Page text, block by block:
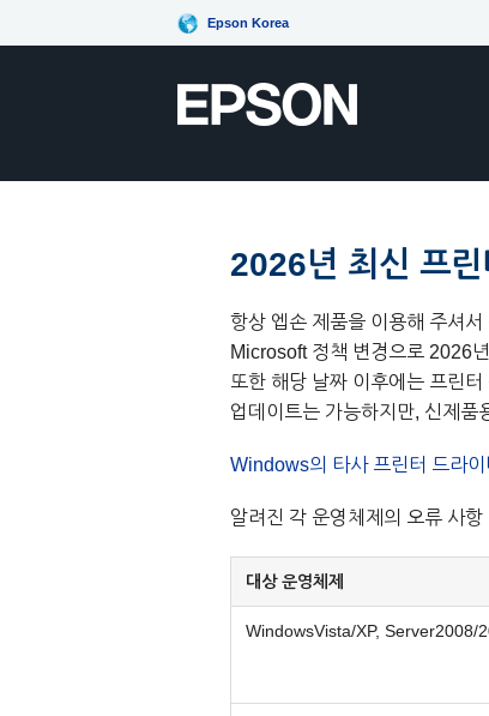
Epson Korea
2026년 최신 프
항상 엡손 제품을 이용해 주셔서
Microsoft 정책 변경으로 2026
또한 해당 날짜 이후에는 프린
업데이트는 가능하지만, 신제품
Windows의 타사 프린터 드라
알려진 각 운영체제의 오류 사
대상 운영체제
WindowsVista/XP, Server2008/